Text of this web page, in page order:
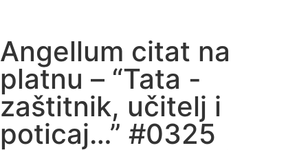
Angellum citat na
platnu – “Tata -
zaštitnik, učitelj i
poticaj…” #0325